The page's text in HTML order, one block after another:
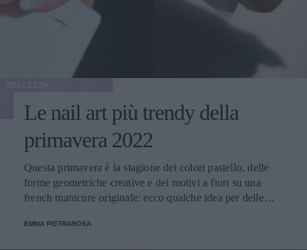
Le nail art più trendy della
primavera 2022
Questa primavera è la stagione dei colori pastello, delle
forme geometriche creative e dei motivi a fiori su una
french manicure originale: ecco qualche idea per delle
EMMA PIETRAROSA